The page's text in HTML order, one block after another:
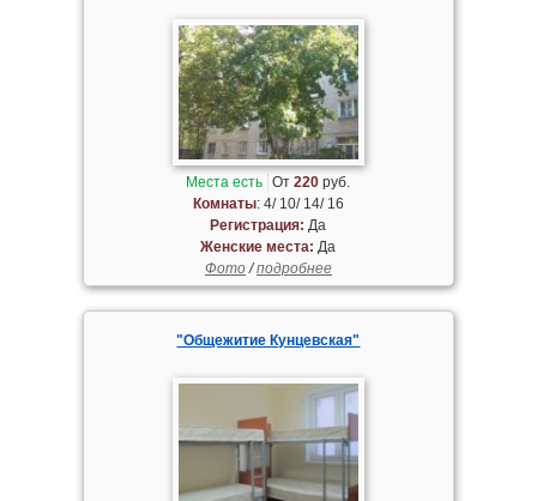
Места есть От220 руб.
Комнаты: 4/ 10/ 14/ 16
Регистрация: Да
Женские места: Да
Фото/подробнее
"Общежитие Кунцевская"